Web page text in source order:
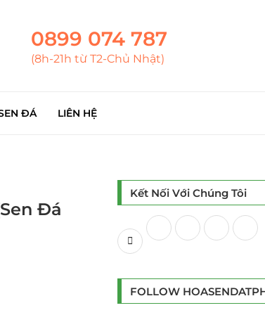
0899 074 787
(8h-21h từ T2-Chủ Nhật)
ĐÁ LIÊN HỆ
Đá
Kết Nối Với Chúng Tôi
FOLLOW